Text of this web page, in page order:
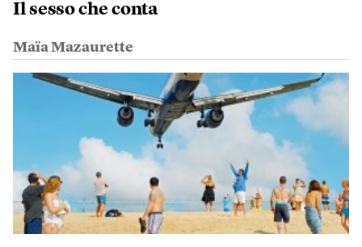
Il sesso che conta
Maïa Mazaurette